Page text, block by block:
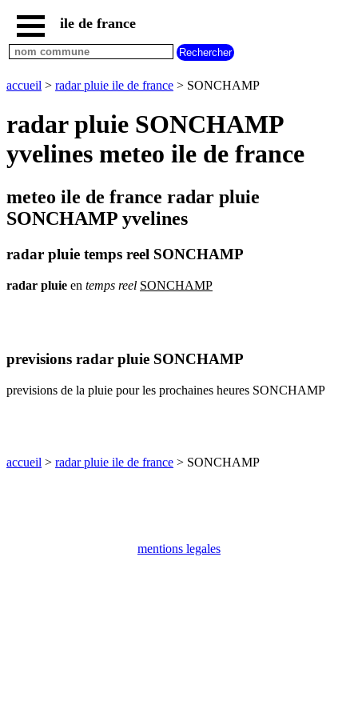
accueil
paris
communes
communes
hauts
de
seine
seine
et
marne
communes
seine
denis
oise
val
ile de france
accueil > radar pluie ile de france > SONCHAMP
radar pluie SONCHAMP
yvelines meteo ile de france
meteo ile de france radar pluie
SONCHAMP yvelines
radar pluie temps reel SONCHAMP
radar pluie en temps reel SONCHAMP
previsions radar pluie SONCHAMP
previsions de la pluie pour les prochaines heures SONCHAMP
accueil > radar pluie ile de france > SONCHAMP
mentions legales